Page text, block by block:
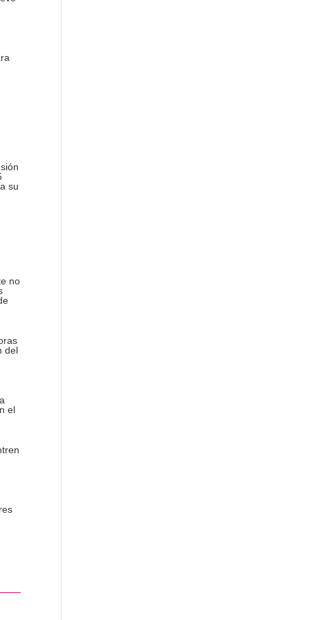
su
no
del
el